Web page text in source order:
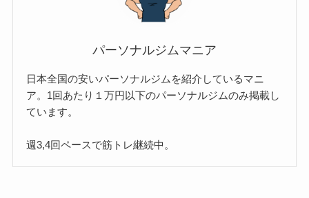
パーソナルジムマニア
日本全国の安いパーソナルジムを紹介しているマニ
ア。1回あたり１万円以下のパーソナルジムのみ掲載し
ています。
週3,4回ペースで筋トレ継続中。